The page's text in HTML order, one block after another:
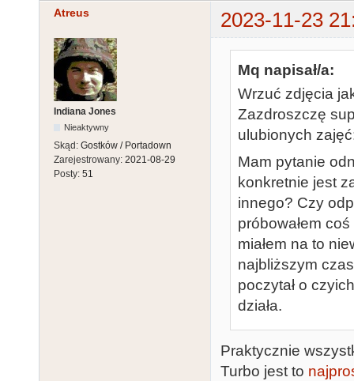
Atreus 2023-11-23
Indiana Jones
Nieaktywny
Skąd: Gostków / Portadown
Zarejestrowany: 2021-08-29
Posty: 51
Mq napisał/a:
Wrzuć zdjęcia
Zazdroszczę
ulubionych
Mam pytanie
konkretnie jest
innego? Czy
próbowałem
miałem na to
najbliższym
poczytał o
działa.
Praktycznie
Turbo jest to